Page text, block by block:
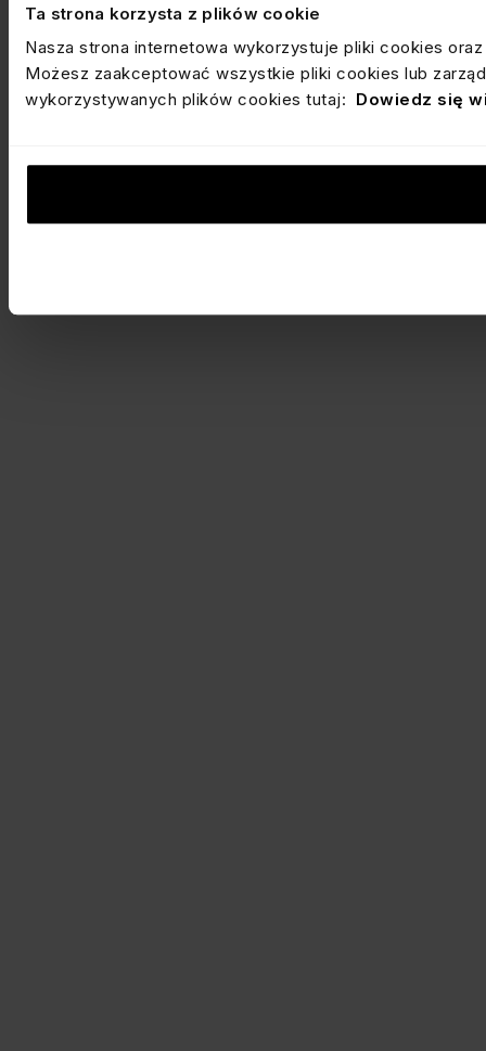
Ta strona korzysta z plików cookie
Nasza strona internetowa wykorzystuje pliki cookies
Możesz zaakceptować wszystkie pliki cookies lub
wykorzystywanych plików cookies tutaj: Dowiedz się